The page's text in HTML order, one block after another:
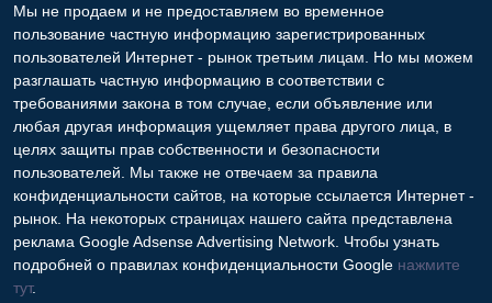
Мы не продаем и не предоставляем во временное
пользование частную информацию зарегистрированных
пользователей Интернет - рынок третьим лицам. Но мы можем
разглашать частную информацию в соответствии с
требованиями закона в том случае, если объявление или
любая другая информация ущемляет права другого лица, в
целях защиты прав собственности и безопасности
пользователей. Мы также не отвечаем за правила
конфиденциальности сайтов, на которые ссылается Интернет -
рынок. На некоторых страницах нашего сайта представлена
реклама Google Adsense Advertising Network. Чтобы узнать
подробней о правилах конфиденциальности Google нажмите
тут.